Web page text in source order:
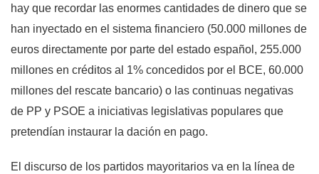
hay que recordar las enormes cantidades de dinero que se
han inyectado en el sistema financiero (50.000 millones de
euros directamente por parte del estado español, 255.000
millones en créditos al 1% concedidos por el BCE, 60.000
millones del rescate bancario) o las continuas negativas
de PP y PSOE a iniciativas legislativas populares que
pretendían instaurar la dación en pago.
El discurso de los partidos mayoritarios va en la línea de